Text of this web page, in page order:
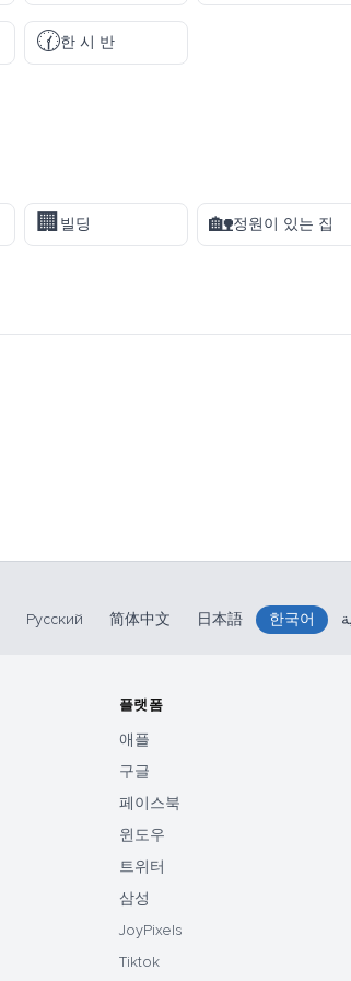
🕜한 시 반
🏢빌딩 🏡정원이 있는 집
Русский 简体中文 日本語 한국어
플랫폼
애플
구글
페이스북
윈도우
트위터
삼성
JoyPixels
Tiktok